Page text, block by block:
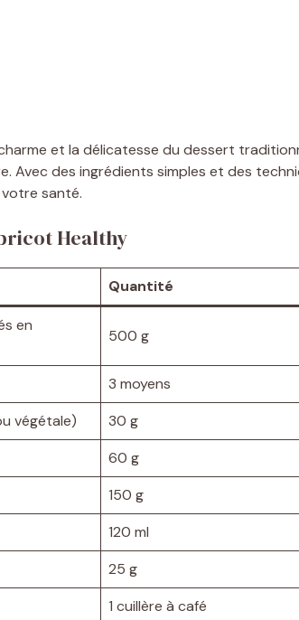
et la délicatesse du dessert
des ingrédients simples et des
santé.
Healthy
Quantité
en
500 g
3 moyens
végétale)
30 g
60 g
150 g
120 ml
25 g
1 cuillère à café